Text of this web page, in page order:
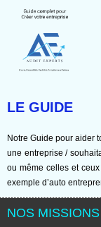
LE GUIDE
Notre Guide pour aider
une entreprise /
ou même celles et
exemple d’auto
NOS MISSIONS